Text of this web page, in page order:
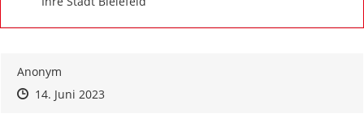
Anonym
Zeitpunkt des Erstellens
Zeitpunkt des Erstellens
14. Juni 2023Zur Äußerung